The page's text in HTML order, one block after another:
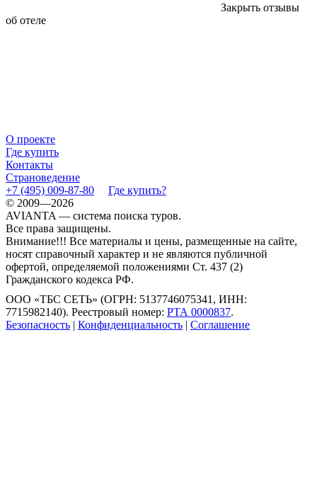
Закрыть отзывы
об отеле
О проекте
Где купить
Контакты
Страноведение
+7 (495) 009-87-80
Где купить?
© 2009—2026
AVIANTA — система поиска туров.
Все права защищены.
Внимание!!! Все материалы и цены, размещенные на сайте,
носят справочный характер и не являются публичной
офертой, определяемой положениями Ст. 437 (2)
Гражданского кодекса РФ.
ООО «ТБС СЕТЬ» (ОГРН: 5137746075341, ИНН:
7715982140). Реестровый номер: РТА 0000837.
Безопасность | Конфиденциальность | Соглашение